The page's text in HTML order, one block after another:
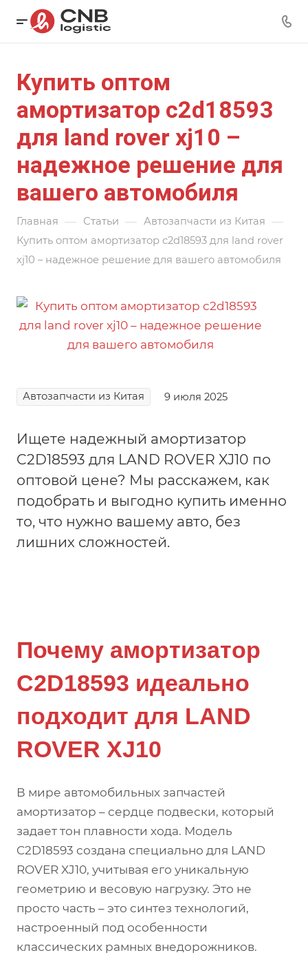
Купить оптом
амортизатор c2d18593
для land rover xj10 –
надежное решение для
вашего автомобиля
Главная — Статьи — Автозапчасти из Китая —
Купить оптом амортизатор c2d18593 для land rover
xj10 – надежное решение для вашего автомобиля
Автозапчасти из Китая 9 июля 2025
Ищете надежный амортизатор
C2D18593 для LAND ROVER XJ10 по
оптовой цене? Мы расскажем, как
подобрать и выгодно купить именно
то, что нужно вашему авто, без
лишних сложностей.
Почему амортизатор
C2D18593 идеально
подходит для LAND
ROVER XJ10
В мире автомобильных запчастей
амортизатор – сердце подвески, который
задает тон плавности хода. Модель
C2D18593 создана специально для LAND
ROVER XJ10, учитывая его уникальную
геометрию и весовую нагрузку. Это не
просто часть – это синтез технологий,
настроенный под особенности
классических рамных внедорожников.